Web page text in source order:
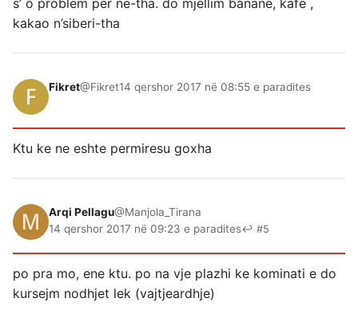
s’ o problem per ne-tha. do mjellim banane, kafe ,
kakao n’siberi-tha
Fikret@Fikret14 qershor 2017 në 08:55 e paradites
Ktu ke ne eshte permiresu goxha
Arqi Pellagu@Manjola_Tirana
14 qershor 2017 në 09:23 e paradites↩ #5
po pra mo, ene ktu. po na vje plazhi ke kominati e do
kursejm nodhjet lek (vajtjeardhje)